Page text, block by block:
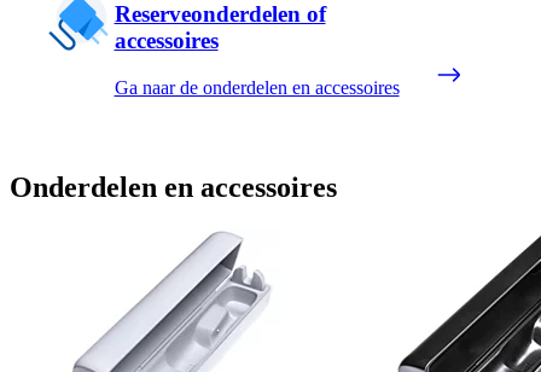
Reserveonderdelen of
accessoires
Ga naar de onderdelen en accessoires
Onderdelen en accessoires